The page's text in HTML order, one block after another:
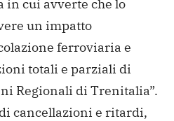
cui avverte che lo
un impatto
ferroviaria e
totali e parziali di
Regionali di Trenitalia”.
cancellazioni e ritardi,